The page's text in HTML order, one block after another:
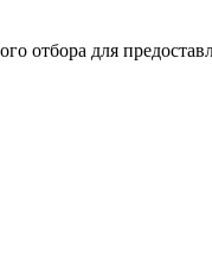
отбора для